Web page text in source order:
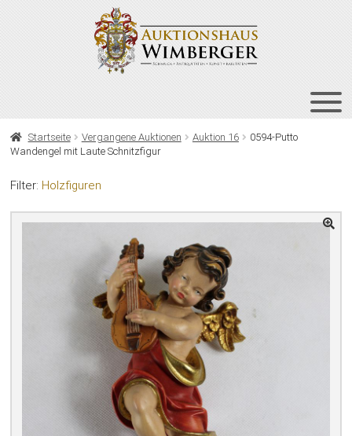
HOME
NEWSLETTER
Startseite Vergangene Auktionen Auktion 16
0594-Putto
Wandengel mit Laute Schnitzfigur
Filter: Holzfiguren